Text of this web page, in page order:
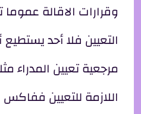
وقرارات الاقالة
التعيين فلا أحد
مرجعية تعيين المدراء
اللازمة للتعيين